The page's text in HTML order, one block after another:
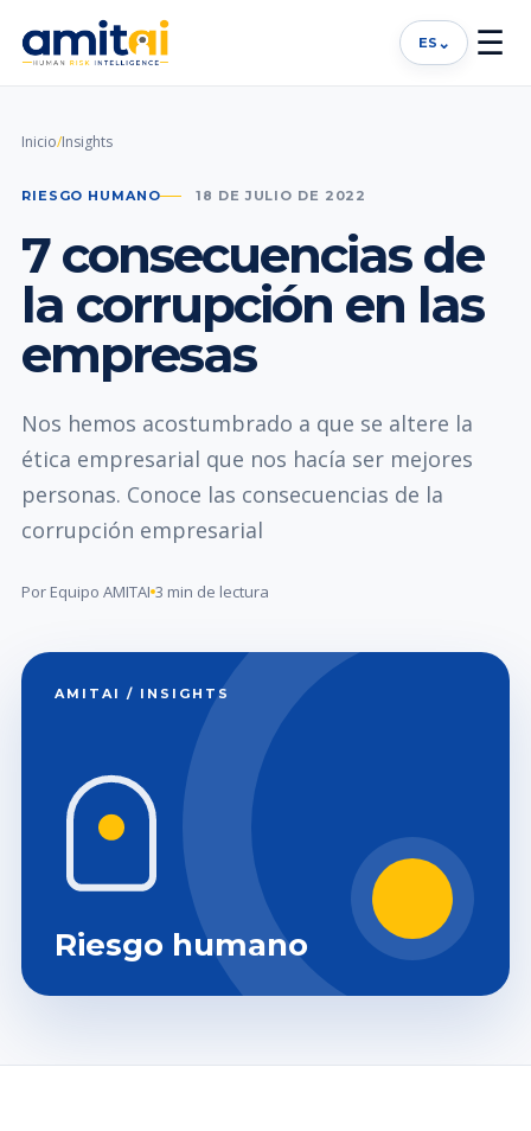
ES ⌄ ☰
Inicio/Insights
RIESGO HUMANO 18 DE JULIO DE 2022
7 consecuencias de
la corrupción en las
empresas
Nos hemos acostumbrado a que se altere la
ética empresarial que nos hacía ser mejores
personas. Conoce las consecuencias de la
corrupción empresarial
Por Equipo AMITAI 3 min de lectura
AMITAI / INSIGHTS
Riesgo humano